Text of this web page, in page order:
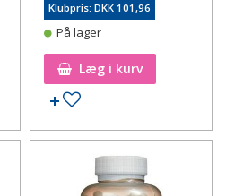
Klubpris: DKK 101,96
På lager
Læg i kurv
Tilføj til ønskeseddel